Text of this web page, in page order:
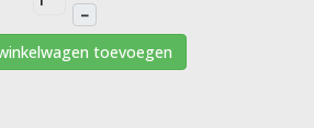
–
toevoegen